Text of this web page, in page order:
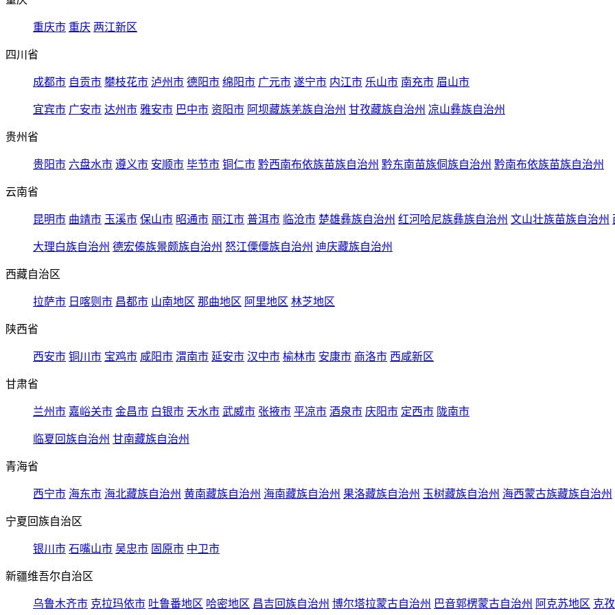
重庆市 重庆 两江新区
四川省
成都市 自贡市 攀枝花市 泸州市 德阳市 绵阳市 广元市 遂宁市 内江市 乐山市 南充市 眉山市
宜宾市 广安市 达州市 雅安市 巴中市 资阳市 阿坝藏族羌族自治州 甘孜藏族自治州 凉山彝族自治州
贵州省
贵阳市 六盘水市 遵义市 安顺市 毕节市 铜仁市 黔西南布依族苗族自治州 黔东南苗族侗族自治州 黔南布依族苗族自治州
云南省
昆明市 曲靖市 玉溪市 保山市 昭通市 丽江市 普洱市 临沧市 楚雄彝族自治州 红河哈尼族彝族自治州 文山壮族苗族自治州
大理白族自治州 德宏傣族景颇族自治州 怒江傈僳族自治州 迪庆藏族自治州
西藏自治区
拉萨市 日喀则市 昌都市 山南地区 那曲地区 阿里地区 林芝地区
陕西省
西安市 铜川市 宝鸡市 咸阳市 渭南市 延安市 汉中市 榆林市 安康市 商洛市 西咸新区
甘肃省
兰州市 嘉峪关市 金昌市 白银市 天水市 武威市 张掖市 平凉市 酒泉市 庆阳市 定西市 陇南市
临夏回族自治州 甘南藏族自治州
青海省
西宁市 海东市 海北藏族自治州 黄南藏族自治州 海南藏族自治州 果洛藏族自治州 玉树藏族自治州 海西蒙古族藏族自治州
宁夏回族自治区
银川市 石嘴山市 吴忠市 固原市 中卫市
新疆维吾尔自治区
乌鲁木齐市 克拉玛依市 吐鲁番地区 哈密地区 昌吉回族自治州 博尔塔拉蒙古自治州 巴音郭楞蒙古自治州 阿克苏地区 克